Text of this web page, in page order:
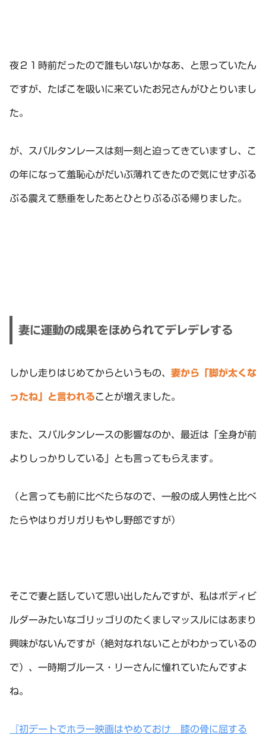
夜２１時前だったので誰もいないかなあ、と思っていたん
ですが、たばこを吸いに来ていたお兄さんがひとりいまし
た。
が、スパルタンレースは刻一刻と迫ってきていますし、こ
の年になって羞恥心がだいぶ薄れてきたので気にせずぷる
ぷる震えて懸垂をしたあとひとりぷるぷる帰りました。
妻に運動の成果をほめられてデレデレする
しかし走りはじめてからというもの、 妻から「脚が太くな
ったね」と言われることが増えました。
また、スパルタンレースの影響なのか、最近は「全身が前
よりしっかりしている」とも言ってもらえます。
（と言っても前に比べたらなので、一般の成人男性と比べ
たらやはりガリガリもやし野郎ですが）
そこで妻と話していて思い出したんですが、私はボディビ
ルダーみたいなゴリッゴリのたくましマッスルにはあまり
興味がないんですが（絶対なれないことがわかっているの
で）、一時期ブルース・リーさんに憧れていたんですよ
ね。
『初デートでホラー映画はやめておけ 膝の骨に屈する